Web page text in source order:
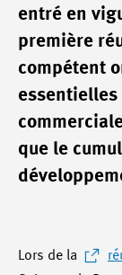
entré en
première
compétent
que le
Lors de la